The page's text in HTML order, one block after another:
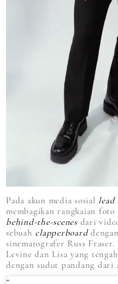
Pada akun media sosial lead
membagikan rangkaian
behind-the-scenesdari
sebuah clapperboard
sinematografer Russ
Levine dan Lisa yang
dengan sudut pandang dari